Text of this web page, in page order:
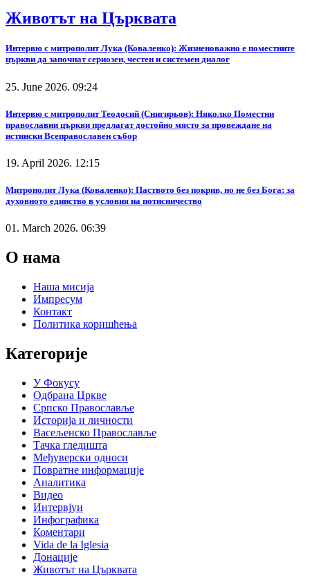
Животът на Църквата
Интервю с митрополит Лука (Коваленко): Жизненоважно е поместните
църкви да започнат сериозен, честен и системен диалог
25. June 2026. 09:24
Интервю с митрополит Теодосий (Снигирьов): Няколко Поместни
православни църкви предлагат достойно място за провеждане на
истински Всеправославен събор
19. April 2026. 12:15
Митрополит Лука (Коваленко): Паството без покрив, но не без Бога: за
духовното единство в условия на потисничество
01. March 2026. 06:39
О нама
Наша мисија
Импресум
Контакт
Политика коришћења
Категорије
У Фокусу
Одбрана Цркве
Српско Православље
Историја и личности
Васељенско Православље
Тачка гледишта
Међуверски односи
Повратне информације
Аналитика
Видео
Интервјуи
Инфографика
Коментари
Vida de la Iglesia
Донације
Животът на Църквата